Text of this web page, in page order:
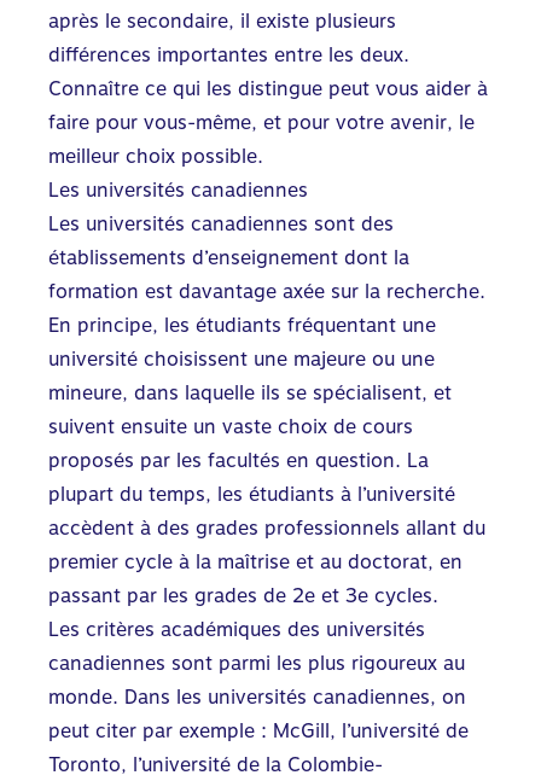
après le secondaire, il existe plusieurs
différences importantes entre les deux.
Connaître ce qui les distingue peut vous aider à
faire pour vous-même, et pour votre avenir, le
meilleur choix possible.
Les universités canadiennes
Les universités canadiennes sont des
établissements d’enseignement dont la
formation est davantage axée sur la recherche.
En principe, les étudiants fréquentant une
université choisissent une majeure ou une
mineure, dans laquelle ils se spécialisent, et
suivent ensuite un vaste choix de cours
proposés par les facultés en question. La
plupart du temps, les étudiants à l’université
accèdent à des grades professionnels allant du
premier cycle à la maîtrise et au doctorat, en
passant par les grades de 2e et 3e cycles.
Les critères académiques des universités
canadiennes sont parmi les plus rigoureux au
monde. Dans les universités canadiennes, on
peut citer par exemple : McGill, l’université de
Toronto, l’université de la Colombie-